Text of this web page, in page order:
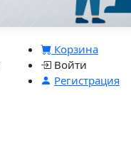
Корзина
Войти
Регистрация